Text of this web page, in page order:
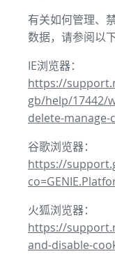
有关如何管理、
数据，请参阅以下
IE浏览器：
https://
gb/help/17442/
delete-manage-
谷歌浏览器：
https://
火狐浏览器：
https://
and-disable-